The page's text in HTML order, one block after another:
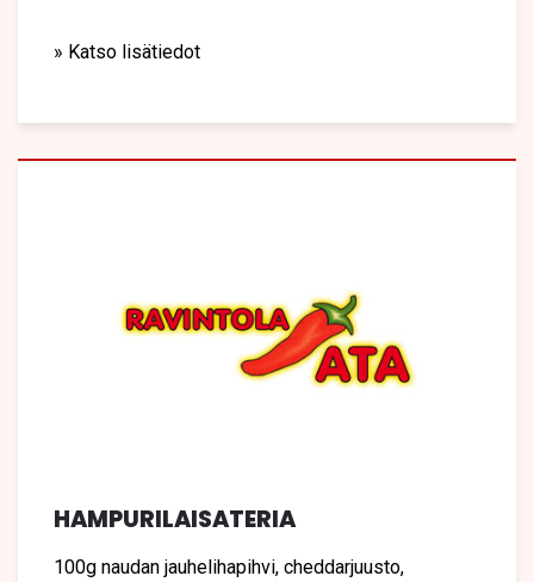
» Katso lisätiedot
HAMPURILAISATERIA
100g naudan jauhelihapihvi, cheddarjuusto,